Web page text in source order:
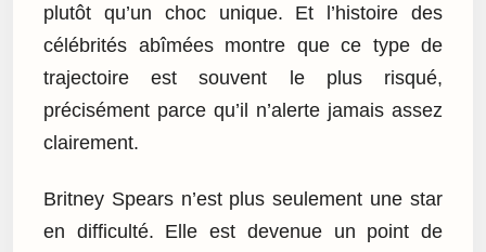
plutôt qu’un choc unique. Et l’histoire des
célébrités abîmées montre que ce type de
trajectoire est souvent le plus risqué,
précisément parce qu’il n’alerte jamais assez
clairement.
Britney Spears n’est plus seulement une star
en difficulté. Elle est devenue un point de